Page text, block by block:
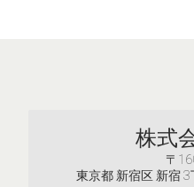
株式
〒
東京都 新宿区 新宿